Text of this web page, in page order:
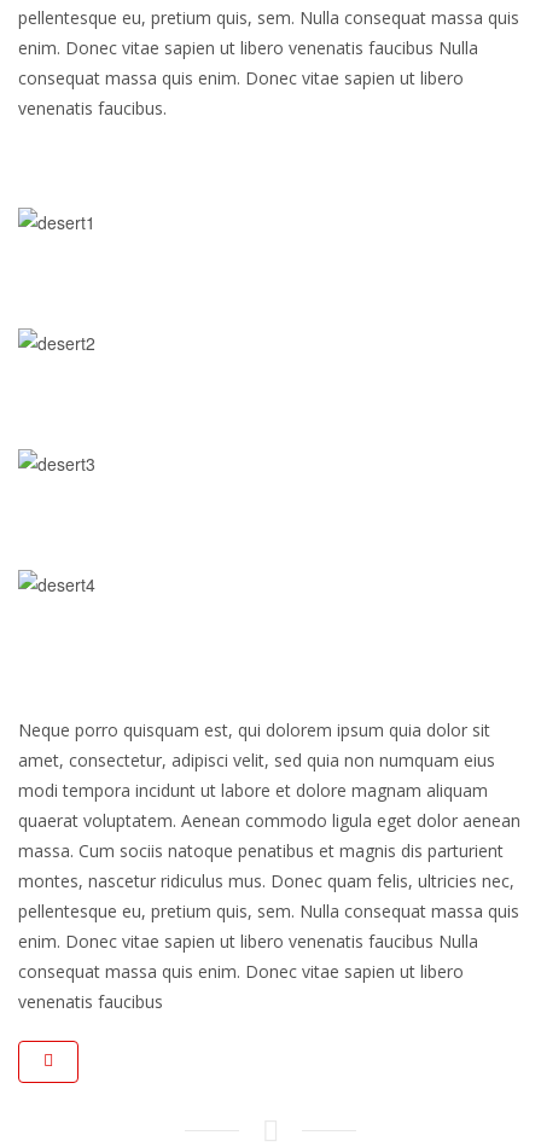
pellentesque eu, pretium quis, sem. Nulla consequat massa quis
enim. Donec vitae sapien ut libero venenatis faucibus Nulla
consequat massa quis enim. Donec vitae sapien ut libero
venenatis faucibus.
Neque porro quisquam est, qui dolorem ipsum quia dolor sit
amet, consectetur, adipisci velit, sed quia non numquam eius
modi tempora incidunt ut labore et dolore magnam aliquam
quaerat voluptatem. Aenean commodo ligula eget dolor aenean
massa. Cum sociis natoque penatibus et magnis dis parturient
montes, nascetur ridiculus mus. Donec quam felis, ultricies nec,
pellentesque eu, pretium quis, sem. Nulla consequat massa quis
enim. Donec vitae sapien ut libero venenatis faucibus Nulla
consequat massa quis enim. Donec vitae sapien ut libero
venenatis faucibus